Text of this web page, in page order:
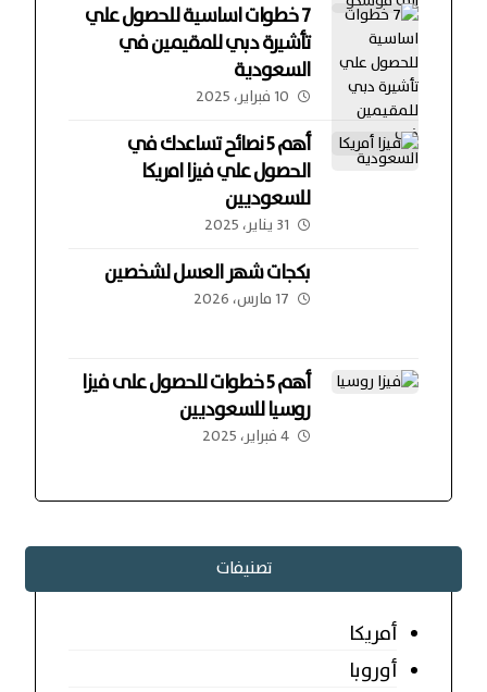
7 خطوات اساسية للحصول علي
تأشيرة دبي للمقيمين في
السعودية
10 فبراير، 2025
أهم 5 نصائح تساعدك في
الحصول علي فيزا امريكا
للسعوديين
31 يناير، 2025
بكجات شهر العسل لشخصين
17 مارس، 2026
أهم 5 خطوات للحصول على فيزا
روسيا للسعوديين
4 فبراير، 2025
تصنيفات
أمريكا
أوروبا